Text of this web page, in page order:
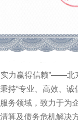
力赢得信赖”——北
持“专业、高效、诚
务领域，致力于为
算及债务危机解决